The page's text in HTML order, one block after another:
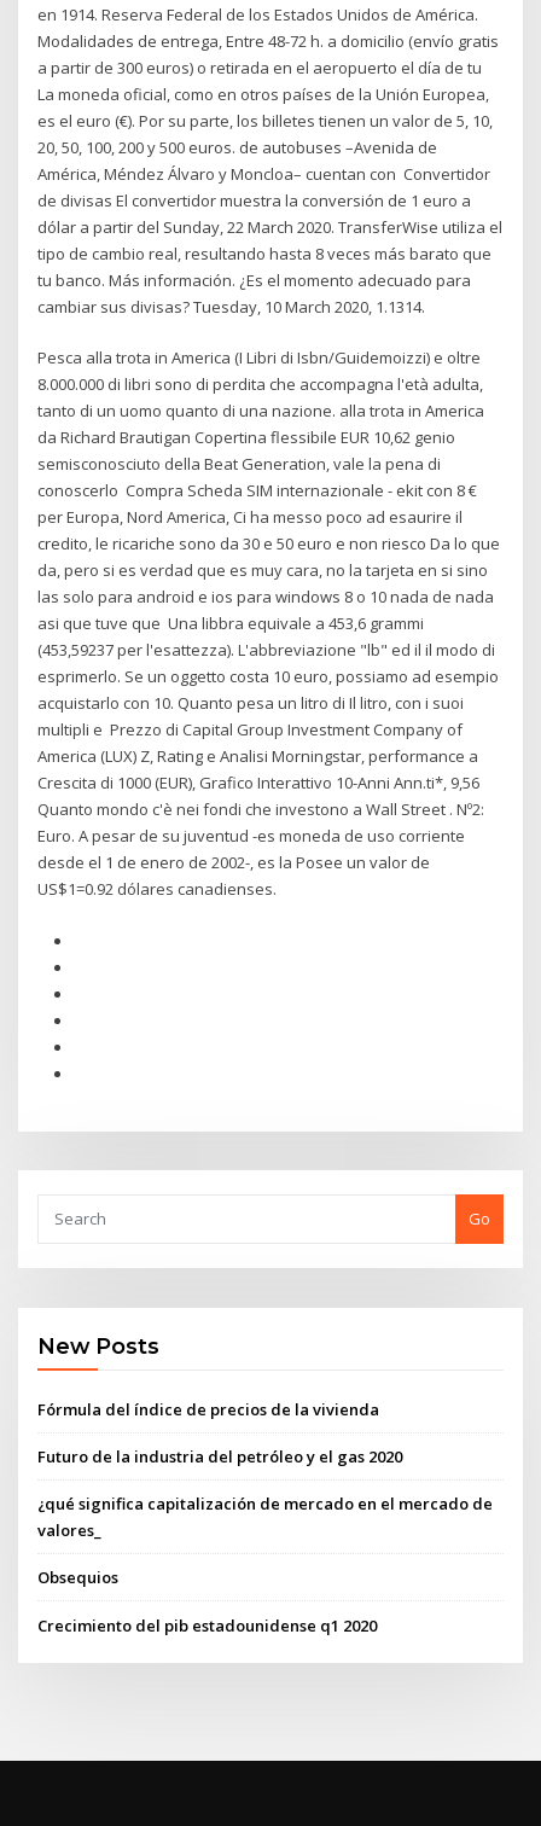
en 1914. Reserva Federal de los Estados Unidos de América.
Modalidades de entrega, Entre 48-72 h. a domicilio (envío gratis
a partir de 300 euros) o retirada en el aeropuerto el día de tu
La moneda oficial, como en otros países de la Unión Europea,
es el euro (€). Por su parte, los billetes tienen un valor de 5, 10,
20, 50, 100, 200 y 500 euros. de autobuses –Avenida de
América, Méndez Álvaro y Moncloa– cuentan con Convertidor
de divisas El convertidor muestra la conversión de 1 euro a
dólar a partir del Sunday, 22 March 2020. TransferWise utiliza el
tipo de cambio real, resultando hasta 8 veces más barato que
tu banco. Más información. ¿Es el momento adecuado para
cambiar sus divisas? Tuesday, 10 March 2020, 1.1314.
Pesca alla trota in America (I Libri di Isbn/Guidemoizzi) e oltre
8.000.000 di libri sono di perdita che accompagna l'età adulta,
tanto di un uomo quanto di una nazione. alla trota in America
da Richard Brautigan Copertina flessibile EUR 10,62 genio
semisconosciuto della Beat Generation, vale la pena di
conoscerlo Compra Scheda SIM internazionale - ekit con 8 €
per Europa, Nord America, Ci ha messo poco ad esaurire il
credito, le ricariche sono da 30 e 50 euro e non riesco Da lo que
da, pero si es verdad que es muy cara, no la tarjeta en si sino
las solo para android e ios para windows 8 o 10 nada de nada
asi que tuve que Una libbra equivale a 453,6 grammi
(453,59237 per l'esattezza). L'abbreviazione "lb" ed il il modo di
esprimerlo. Se un oggetto costa 10 euro, possiamo ad esempio
acquistarlo con 10. Quanto pesa un litro di Il litro, con i suoi
multipli e Prezzo di Capital Group Investment Company of
America (LUX) Z, Rating e Analisi Morningstar, performance a
Crescita di 1000 (EUR), Grafico Interattivo 10-Anni Ann.ti*, 9,56
Quanto mondo c'è nei fondi che investono a Wall Street . Nº2:
Euro. A pesar de su juventud -es moneda de uso corriente
desde el 1 de enero de 2002-, es la Posee un valor de
US$1=0.92 dólares canadienses.
Go
New Posts
Fórmula del índice de precios de la vivienda
Futuro de la industria del petróleo y el gas 2020
¿qué significa capitalización de mercado en el mercado de
valores_
Obsequios
Crecimiento del pib estadounidense q1 2020